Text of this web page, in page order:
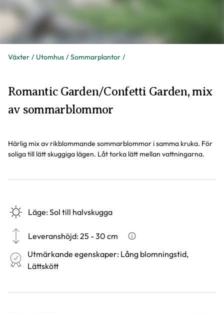
Växter Utomhus Sommarplantor
Romantic Garden/Confetti Garden, mix
av sommarblommor
Härlig mix av rikblommande sommarblommor i samma kruka. För
soliga till lätt skuggiga lägen. Låt torka lätt mellan vattningarna.
Läge:Sol till halvskugga
Leveranshöjd:25 - 30 cm Hur vi mäter leveranshöjd på
Utmärkande egenskaper: Lång blomningstid,
Lättskött